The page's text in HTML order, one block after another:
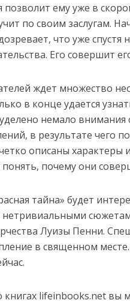
ему уже в
по своим заслугам.
что уже спустя
Его совершит
ждет множество
в конце удается
немало
в результате чего
описаны характеры
понять, почему они
тайна» будет
Луизы Пенни.
в священном
lifeinbooks.net вы